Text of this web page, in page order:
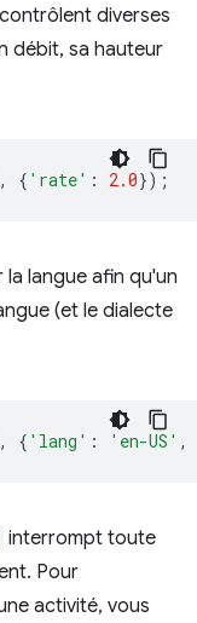
diverses
débit, sa hauteur
, { 'rate' : 2.0});
langue afin qu'un
(et le dialecte
, { 'lang' : 'en-US' ,
interrompt toute
Pour
activité, vous